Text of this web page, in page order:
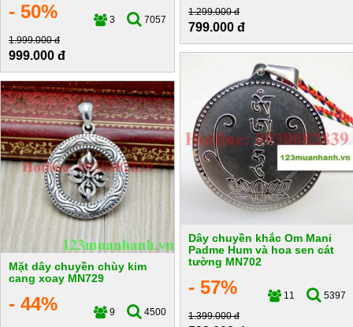
1.299.000 đ
799.000 đ
- 50% 3
7057
1.999.000 đ
999.000 đ
Dây chuyền khắc Om Mani
Padme Hum và hoa sen cát
tường MN702
- 57% 11
5397
1.399.000 đ
Mặt dây chuyền chùy kim
cang xoay MN729
- 44% 9
4500